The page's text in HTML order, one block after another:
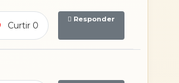
Curtir 0
Responder